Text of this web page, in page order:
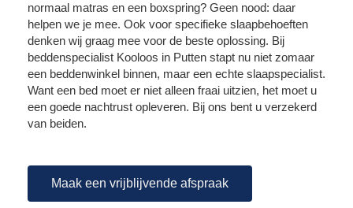
normaal matras en een boxspring? Geen nood: daar
helpen we je mee. Ook voor specifieke slaapbehoeften
denken wij graag mee voor de beste oplossing. Bij
beddenspecialist Kooloos in Putten stapt nu niet zomaar
een beddenwinkel binnen, maar een echte slaapspecialist.
Want een bed moet er niet alleen fraai uitzien, het moet u
een goede nachtrust opleveren. Bij ons bent u verzekerd
van beiden.
Maak een vrijblijvende afspraak